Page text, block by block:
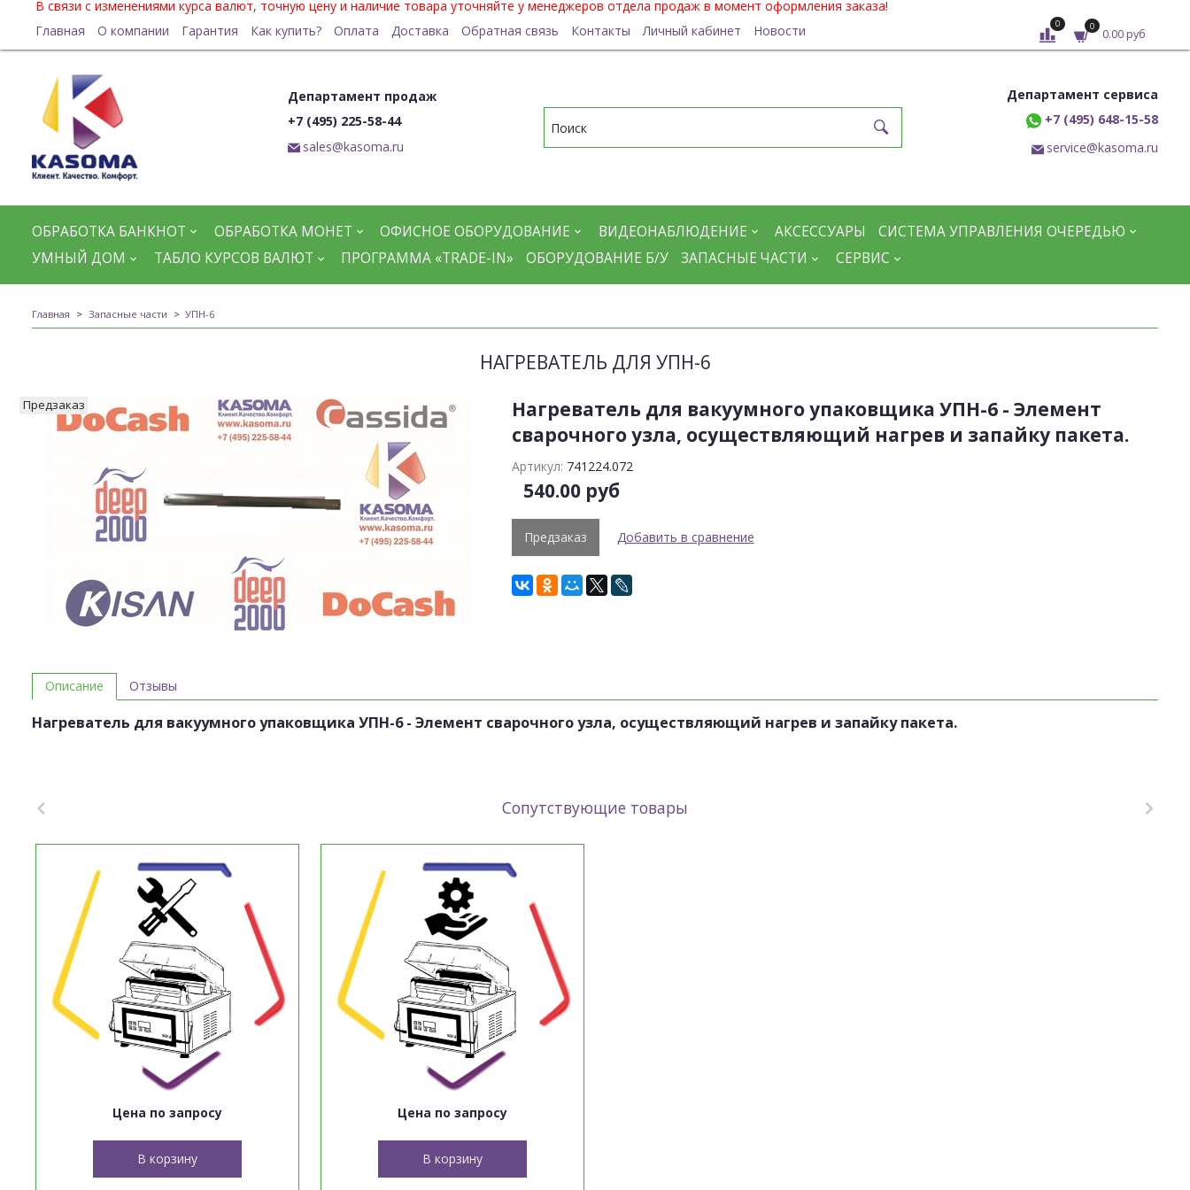
В связи с изменениями курса валют, точную цену и наличие товара уточняйте у менеджеров отдела продаж в момент оформления заказа!
Главная
О компании Гарантия Как купить? Оплата Доставка Обратная связь Контакты Личный кабинет Новости 0 0
0.00 руб
Департамент продаж
+7 (495) 225-58-44
sales@kasoma.ru
Департамент сервиса
+7 (495) 648-15-58
service@kasoma.ru
ОБРАБОТКА БАНКНОТ ОБРАБОТКА МОНЕТ ОФИСНОЕ ОБОРУДОВАНИЕ ВИДЕОНАБЛЮДЕНИЕ АКСЕССУАРЫ
СИСТЕМА УПРАВЛЕНИЯ ОЧЕРЕДЬЮ
УМНЫЙ ДОМ
ТАБЛО КУРСОВ ВАЛЮТ ПРОГРАММА «TRADE-IN» ОБОРУДОВАНИЕ Б/У ЗАПАСНЫЕ ЧАСТИ СЕРВИС
Главная Запасные части УПН-6
НАГРЕВАТЕЛЬ ДЛЯ УПН-6
Предзаказ Нагреватель для вакуумного упаковщика УПН-6 - Элемент
сварочного узла, осуществляющий нагрев и запайку пакета.
Артикул: 741224.072
540.00 руб
Предзаказ Добавить в сравнение
Описание
Нагреватель для вакуумного упаковщика УПН-6 - Элемент сварочного узла, осуществляющий нагрев и запайку пакета.
Отзывы
Сопутствующие товары
Цена по запросу
В корзину
Цена по запросу
В корзину